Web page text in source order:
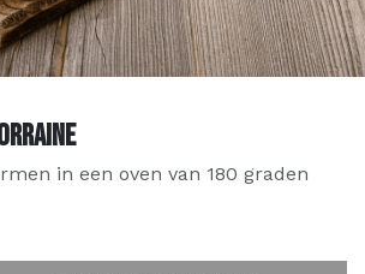
in een oven van 180 graden